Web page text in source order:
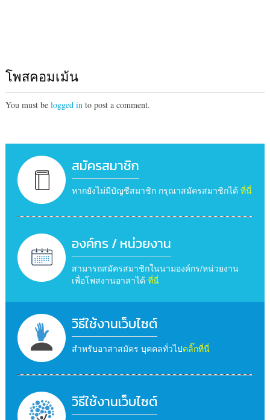
โพสคอมเม้น
You must be logged into post a comment.
สมัครสมาชิก
หากยังไม่มีบัญชีสมาชิก กรุณาสมัครสมาชิกได้ ที่นี่
องค์กร / หน่วยงาน
สามารถสมัครสมาชิกในนามองค์กร/หน่วยงาน
เพื่อโพสงานอาสาได้ ที่นี่
วิธีใช้งานเว็บไซต์
สำหรับอาสาสมัคร บุคคลทั่วไปคลิ๊กที่นี่
วิธีใช้งานเว็บไซต์